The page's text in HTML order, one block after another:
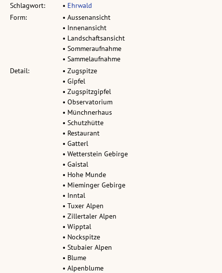
Schlagwort:
• Ehrwald
Form:
• Aussenansicht
• Innenansicht
• Landschaftsansicht
• Sommeraufnahme
• Sammelaufnahme
Detail:
• Zugspitze
• Gipfel
• Zugspitzgipfel
• Observatorium
• Münchnerhaus
• Schutzhütte
• Restaurant
• Gatterl
• Wetterstein Gebirge
• Gaistal
• Hohe Munde
• Mieminger Gebirge
• Inntal
• Tuxer Alpen
• Zillertaler Alpen
• Wipptal
• Nockspitze
• Stubaier Alpen
• Blume
• Alpenblume